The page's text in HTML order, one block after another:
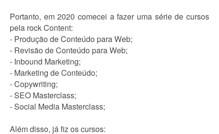
Portanto, em 2020 comecei a fazer uma série de cursos
pela rock Content:
- Produção de Conteúdo para Web;
- Revisão de Conteúdo para Web;
- Inbound Marketing;
- Marketing de Conteúdo;
- Copywriting;
- SEO Masterclass;
- Social Media Masterclass;
Além disso, já fiz os cursos: